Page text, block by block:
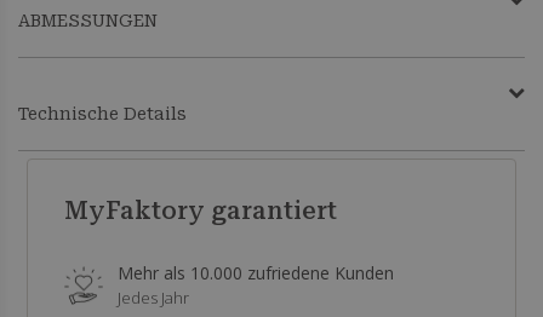
ABMESSUNGEN
Technische Details
MyFaktory garantiert
Mehr als 10.000 zufriedene Kunden
Jedes Jahr